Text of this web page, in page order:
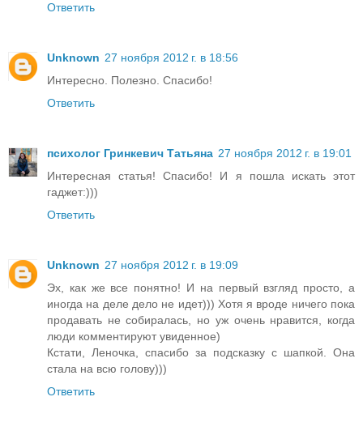
Ответить
Unknown 27 ноября 2012 г. в 18:56
Интересно. Полезно. Спасибо!
Ответить
психолог Гринкевич Татьяна 27 ноября 2012 г. в 19:01
Интересная статья! Спасибо! И я пошла искать этот
гаджет:)))
Ответить
Unknown 27 ноября 2012 г. в 19:09
Эх, как же все понятно! И на первый взгляд просто, а
иногда на деле дело не идет))) Хотя я вроде ничего пока
продавать не собиралась, но уж очень нравится, когда
люди комментируют увиденное)
Кстати, Леночка, спасибо за подсказку с шапкой. Она
стала на всю голову)))
Ответить